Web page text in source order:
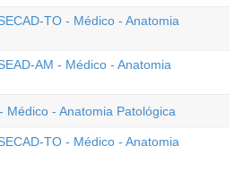
TO - Médico - Anatomia
AM - Médico - Anatomia
Médico - Anatomia Patológica
TO - Médico - Anatomia